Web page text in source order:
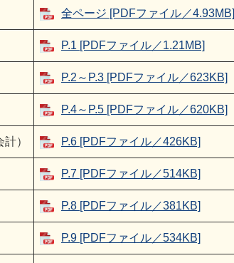
全ページ [PDFファイル／4.93MB]
P.1 [PDFファイル／1.21MB]
P.2～P.3 [PDFファイル／623KB]
P.4～P.5 [PDFファイル／620KB]
） P.6 [PDFファイル／426KB]
P.7 [PDFファイル／514KB]
P.8 [PDFファイル／381KB]
P.9 [PDFファイル／534KB]